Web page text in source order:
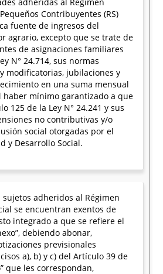
Contribuyentes (RS)
fuente de ingresos del
agrario, excepto que se trate de
de asignaciones familiares
N° 24.714, sus normas
modificatorias, jubilaciones y
en una suma mensual
haber mínimo garantizado a que
125 de la Ley N° 24.241 y sus
no contributivas y/o
social otorgadas por el
y Desarrollo Social.
sujetos adheridos al Régimen
se encuentran exentos de
integrado a que se refiere el
debiendo abonar,
previsionales
a), b) y c) del Artículo 39 de
que les correspondan,